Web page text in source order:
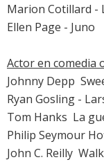
Marion Cotillard -
Ellen Page - Juno
Actor en comedia
Johnny Depp
Ryan Gosling -
Tom Hanks La
Philip Seymour
John C. Reilly